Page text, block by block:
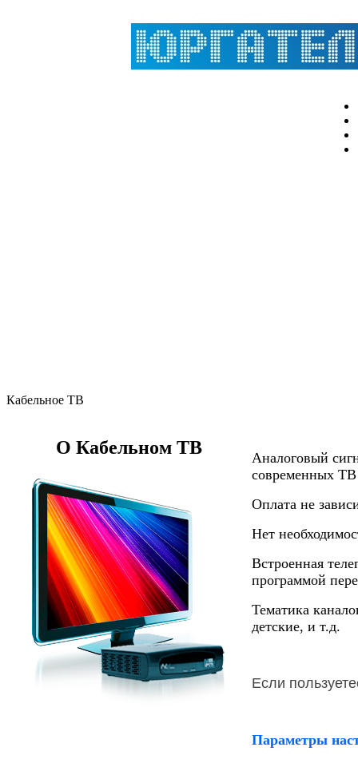
Кабельное ТВ
О Кабельном ТВ
Аналоговый
современных
Оплата не
Нет
Встроенная
программой
Тематика
детские, и т.д.
Если
Параметры